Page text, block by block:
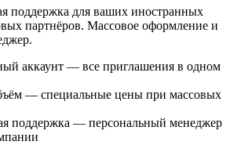
поддержка для ваших иностранных
партнёров. Массовое оформление и
аккаунт — все приглашения в одном
— специальные цены при массовых
поддержка — персональный менеджер